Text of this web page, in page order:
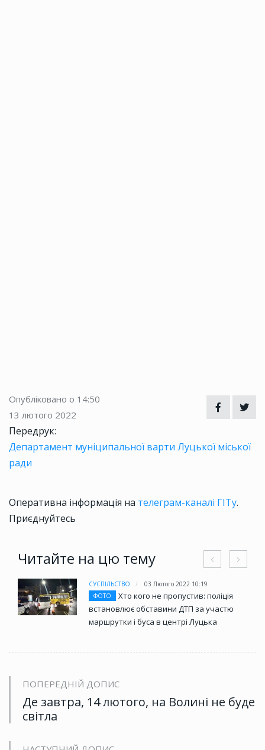
Опубліковано о 14:50
13 лютого 2022
Передрук:
Департамент муніципальної варти Луцької міської
ради
Оперативна інформація на телеграм-каналі ГІТу.
Приєднуйтесь
Читайте на цю тему
СУСПІЛЬСТВО
03 Лютого 2022 10:19
ФОТО
Хто кого не пропустив: поліція
встановлює обставини ДТП за участю
маршрутки і буса в центрі Луцька
ПОПЕРЕДНІЙ ДОПИС
Де завтра, 14 лютого, на Волині не буде
світла